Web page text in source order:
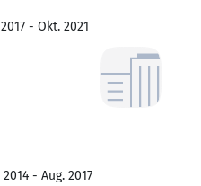
- Okt. 2021
- Aug. 2017